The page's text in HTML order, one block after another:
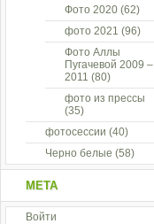
Фото 2020 (62)
фото 2021 (96)
Фото Аллы
Пугачевой 2009 –
2011 (80)
фото из прессы
(35)
фотосессии (40)
Черно белые (58)
МЕТА
Войти